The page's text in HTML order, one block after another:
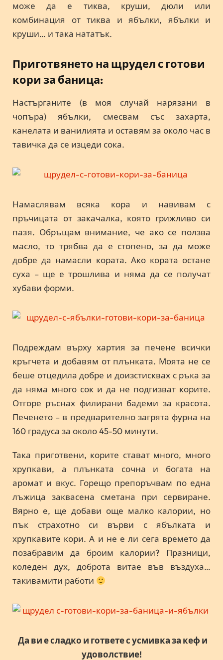
може да е тиква, круши, дюли или
комбинация от тиква и ябълки, ябълки и
круши… и така нататък.
Приготвянето на щрудел с готови
кори за баница:
Настърганите (в моя случай нарязани в
чопъра) ябълки, смесвам със захарта,
канелата и ванилията и оставям за около час в
тавичка да се изцеди сока.
Намаслявам всяка кора и навивам с
пръчицата от закачалка, която грижливо си
пазя. Обръщам внимание, че ако се ползва
масло, то трябва да е стопено, за да може
добре да намасли кората. Ако кората остане
суха – ще е трошлива и няма да се получат
хубави форми.
Подреждам върху хартия за печене всички
кръгчета и добавям от плънката. Моята не се
беше отцедила добре и доизстисквах с ръка за
да няма много сок и да не подгизват корите.
Отгоре ръснах филирани бадеми за красота.
Печенето – в предварително загрята фурна на
160 градуса за около 45-50 минути.
Така приготвени, корите стават много, много
хрупкави, а плънката сочна и богата на
аромат и вкус. Горещо препоръчвам по една
лъжица заквасена сметана при сервиране.
Вярно е, ще добави още малко калории, но
пък страхотно си върви с ябълката и
хрупкавите кори. А и не е ли сега времето да
позабравим да броим калории? Празници,
коледен дух, доброта витае във въздуха…
такивамити работи
Да ви е сладко и гответе с усмивка за кеф и
удоволствие!